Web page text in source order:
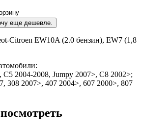
еще дешевле.
Citroen EW10A (2.0 бензин), EW7 (1,8
C5 2004-2008, Jumpy 2007>, C8 2002>;
308 2007>, 407 2004>, 607 2000>, 807